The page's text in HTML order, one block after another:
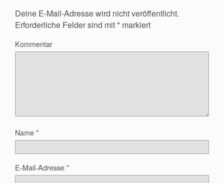
Deine E-Mail-Adresse wird nicht veröffentlicht.
Erforderliche Felder sind mit * markiert
Kommentar
Name*
E-Mail-Adresse*